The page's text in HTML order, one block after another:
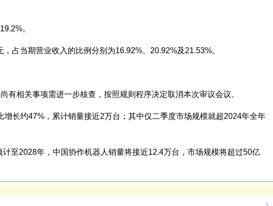
。
占当期营业收入的比例分别为16.92%、20.92%及21.53%。
相关事项需进一步核查，按照规则程序决定取消本次审议会议。
长约47%，累计销量接近2万台；其中仅二季度市场规模就超2024年全年
至2028年，中国协作机器人销量将接近12.4万台，市场规模将超过50亿